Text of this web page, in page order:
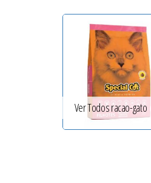
Ver Todos racao-gato